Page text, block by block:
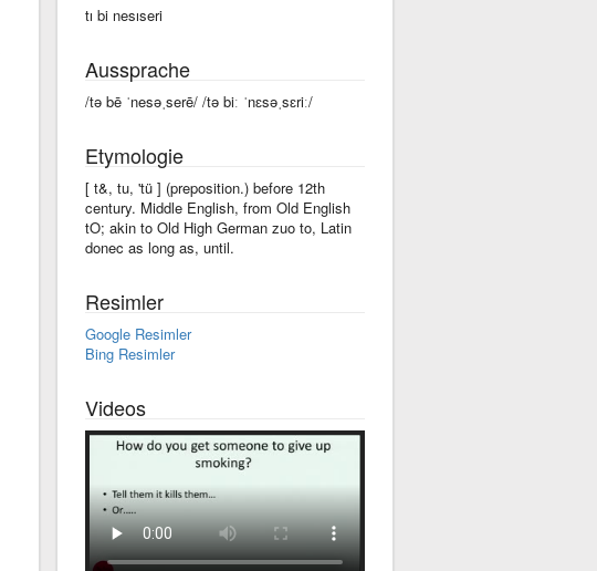
tı bi nesıseri
Aussprache
/tə bē ˈnesəˌserē/ /tə biː ˈnɛsəˌsɛriː/
Etymologie
[ t&, tu, 'tü ] (preposition.) before 12th
century. Middle English, from Old English
tO; akin to Old High German zuo to, Latin
donec as long as, until.
Resimler
Google Resimler
Bing Resimler
Videos